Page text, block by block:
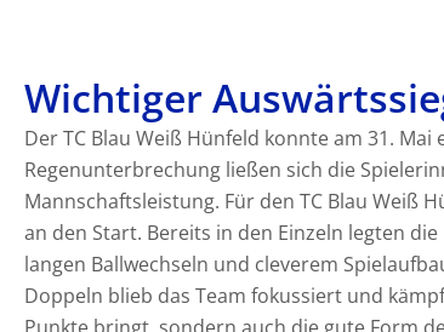
Wichtiger
Der TC Blau Weiß Hünfeld konnte am 31.
Regenunterbrechung ließen sich die
Mannschaftsleistung. Für den TC Blau Weiß
an den Start. Bereits in den Einzeln legten
langen Ballwechseln und cleverem
Doppeln blieb das Team fokussiert und